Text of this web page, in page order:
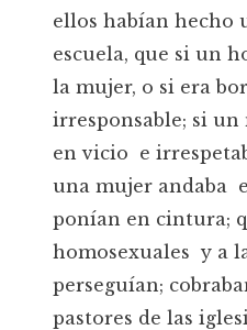
ellos habían hecho
escuela, que si un
la mujer, o si era
irresponsable; si un
en vicio e
una mujer andaba
ponían en cintura;
homosexuales y a
perseguían;
pastores de las